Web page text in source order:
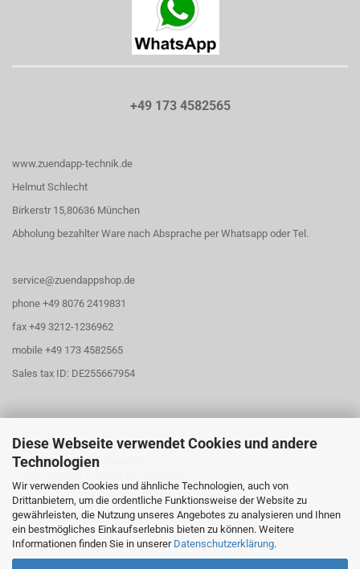
Diese Webseite verwendet Cookies und andere
Technologien
Wir verwenden Cookies und ähnliche Technologien, auch von
Drittanbietern, um die ordentliche Funktionsweise der Website zu
gewährleisten, die Nutzung unseres Angebotes zu analysieren und Ihnen
ein bestmögliches Einkaufserlebnis bieten zu können. Weitere
Informationen finden Sie in unserer Datenschutzerklärung.
+49 173 4582565
www.zuendapp-technik.de
Helmut Schlecht
Birkerstr 15,80636 München
Abholung bezahlter Ware nach Absprache per Whatsapp oder Tel.
service@zuendappshop.de
phone +49 8076 2419831
fax +49 3212-1236962
mobile +49 173 4582565
Sales tax ID: DE255667954
Öffnungszeiten
Abholung für Zündappteile
Freitag
16:30 Uhr - 20:00 Uhr
Samstag
10:30 Uhr - 13:00 Uhr